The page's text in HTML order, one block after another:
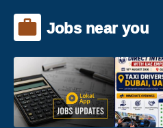
Jobs near you